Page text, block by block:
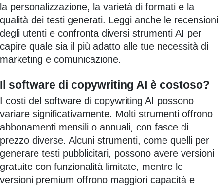
la personalizzazione, la varietà di formati e la
qualità dei testi generati. Leggi anche le recensioni
degli utenti e confronta diversi strumenti AI per
capire quale sia il più adatto alle tue necessità di
marketing e comunicazione.
Il software di copywriting AI è costoso?
I costi del software di copywriting AI possono
variare significativamente. Molti strumenti offrono
abbonamenti mensili o annuali, con fasce di
prezzo diverse. Alcuni strumenti, come quelli per
generare testi pubblicitari, possono avere versioni
gratuite con funzionalità limitate, mentre le
versioni premium offrono maggiori capacità e